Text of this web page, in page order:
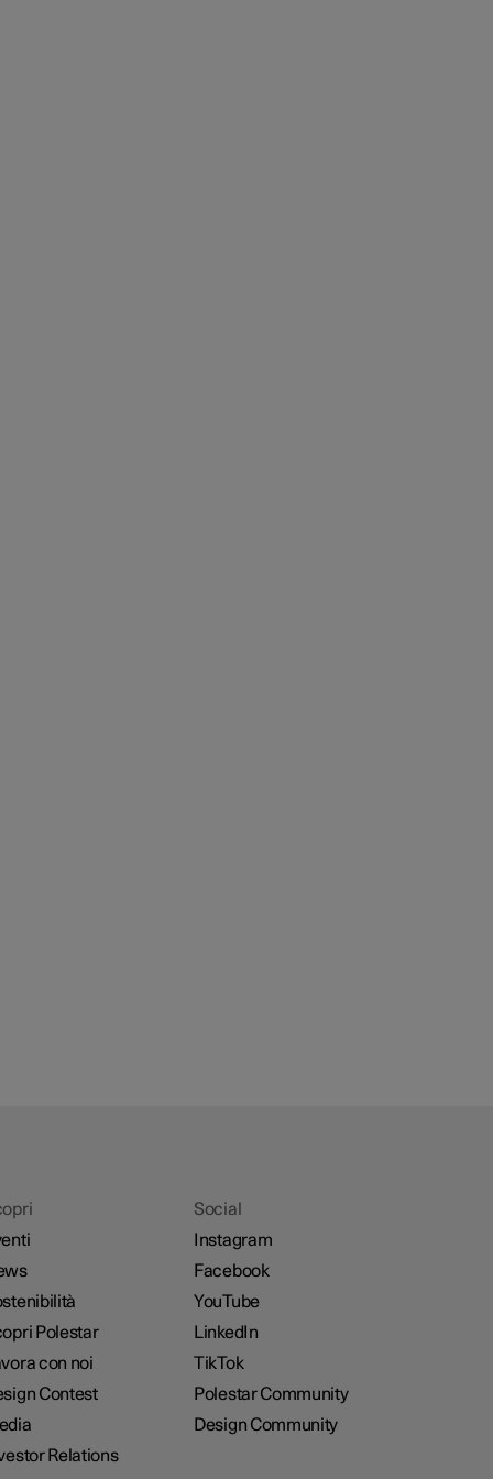
Polestar
con noi
Contest
Relations
Social
Instagram
Facebook
YouTube
LinkedIn
TikTok
Polestar Community
Design Community